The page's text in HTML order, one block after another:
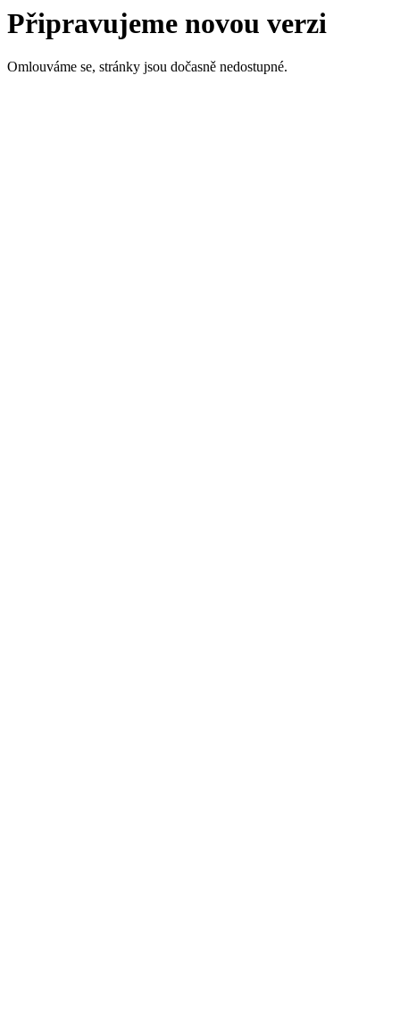
Připravujeme novou verzi
Omlouváme se, stránky jsou dočasně nedostupné.